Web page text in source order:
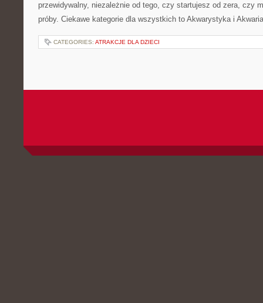
przewidywalny, niezależnie od tego, czy startujesz od zera, czy
próby. Ciekawe kategorie dla wszystkich to Akwarystyka i
CATEGORIES: ATRAKCJE DLA DZIECI